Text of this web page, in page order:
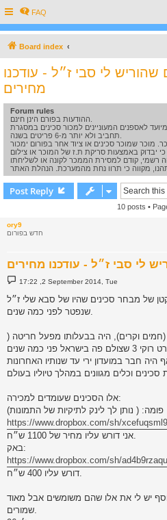
FAQ
Board index
שהוריש לי סבי ז״ל - עודכנו
מחירים
Forum rules
לאספנים המעוניינים למכור סכינים במסגרת
מוכר שמוכר סכינים או ציוד אחר בפורום ימכור
המוכר מתחייב כי יבדוק באמצעות סריקת ת.ז של המוכר או צילום
Post Reply
10 posts •
ory9
חדש בפורום
לי סבי ז״ל - עודכנו מחירים
P
o
t
17:22 ,2 September 2014, Tue
של מבחר סכינים שהיו של סבא שלי ז״ל
שנפטר לפני כמה שנים.
וקרים), היה בבעלותו מפעל חריטה (
שבין היתר הכין מגוון נשקי דמה לסרט רוקי 3 שצולם פה בישראל פני כמה שנים
אלו הסכינים שעומדים למכירה:
פומה: ( נותן לך לינק לתיקיות של התמונות)
https://www.dropbox.com/sh/
אני דורש עליו מחיר של 1100 ש״ח.
באק:
https://www.dropbox.com/sh/
דורש עליו 400 ש״ח.
יש לי את אלו שהם משומשים אבל מאוד
שמורים.